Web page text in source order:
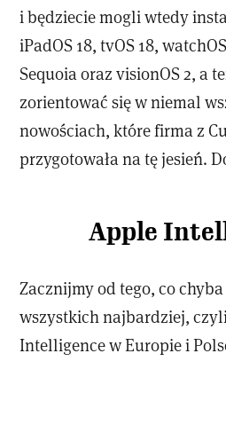
i będziecie mogli wtedy
iPadOS 18, tvOS 18,
Sequoia oraz visionOS 2, a
zorientować się w niemal
nowościach, które firma z
przygotowała na tę jesień.
Apple
Zacznijmy od tego, co
wszystkich najbardziej,
Intelligence w Europie i